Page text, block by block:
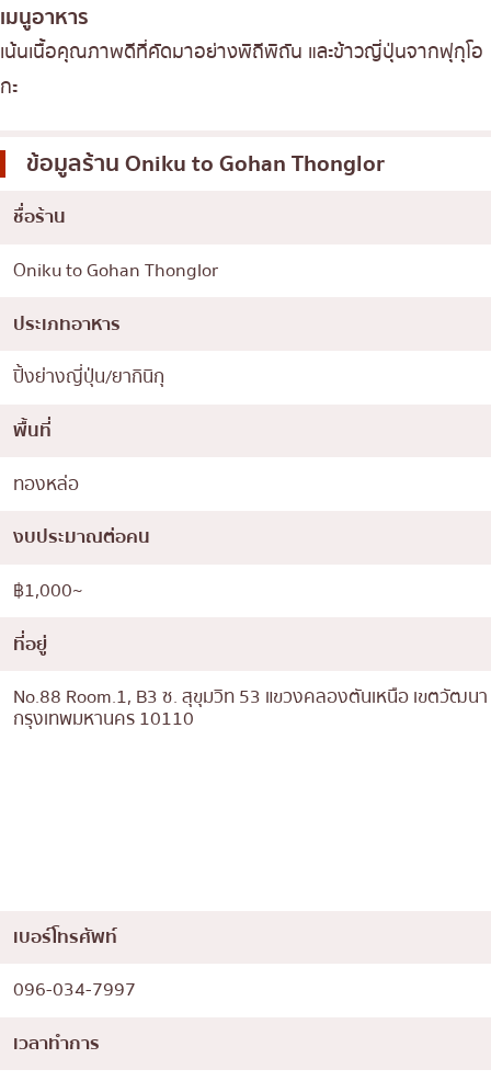
เมนูอาหาร
เน้นเนื้อคุณภาพดีที่คัดมาอย่างพิถีพิถัน และข้าวญี่ปุ่นจากฟุกุโอ
กะ
ข้อมูลร้านOniku to Gohan Thonglor
ชื่อร้าน
Oniku to Gohan Thonglor
ประเภทอาหาร
ปิ้งย่างญี่ปุ่น/ยากินิกุ
พื้นที่
ทองหล่อ
งบประมาณต่อคน
฿1,000~
ที่อยู่
No.88 Room.1, B3 ซ. สุขุมวิท 53 แขวงคลองตันเหนือ เขตวัฒนา
กรุงเทพมหานคร 10110
เบอร์โทรศัพท์
096-034-7997
เวลาทำการ